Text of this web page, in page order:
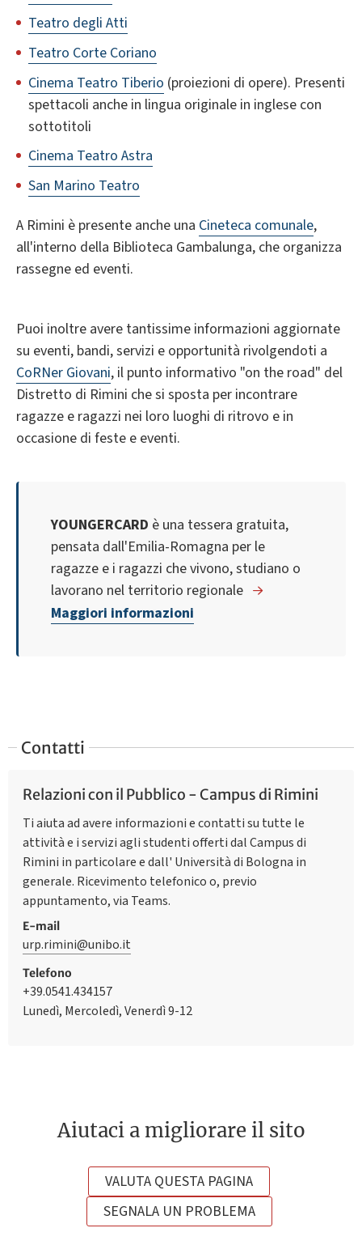
Teatro degli Atti
Teatro Corte Coriano
Cinema Teatro Tiberio (proiezioni di opere). Presenti
spettacoli anche in lingua originale in inglese con
sottotitoli
Cinema Teatro Astra
San Marino Teatro
A Rimini è presente anche una Cineteca comunale,
all'interno della Biblioteca Gambalunga, che organizza
rassegne ed eventi.
Puoi inoltre avere tantissime informazioni aggiornate
su eventi, bandi, servizi e opportunità rivolgendoti a
CoRNer Giovani, il punto informativo "on the road" del
Distretto di Rimini che si sposta per incontrare
ragazze e ragazzi nei loro luoghi di ritrovo e in
occasione di feste e eventi.
YOUNGERCARD è una tessera gratuita,
pensata dall'Emilia-Romagna per le
ragazze e i ragazzi che vivono, studiano o
lavorano nel territorio regionale
Maggiori informazioni
Contatti
Relazioni con il Pubblico - Campus di Rimini
Ti aiuta ad avere informazioni e contatti su tutte le
attività e i servizi agli studenti offerti dal Campus di
Rimini in particolare e dall' Università di Bologna in
generale. Ricevimento telefonico o, previo
appuntamento, via Teams.
E-mail
urp.rimini@unibo.it
Telefono
+39.0541.434157
Lunedì, Mercoledì, Venerdì 9-12
Aiutaci a migliorare il sito
VALUTA QUESTA PAGINA
SEGNALA UN PROBLEMA